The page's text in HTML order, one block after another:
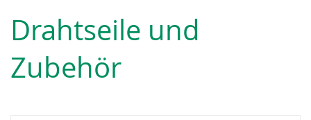
Inhalt
Drahtseile und
Zubehör